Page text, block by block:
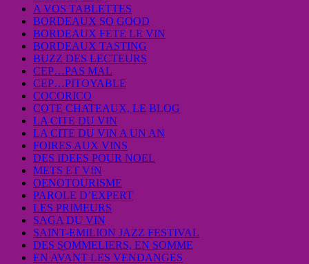
A VOS TABLETTES
BORDEAUX SO GOOD
BORDEAUX FETE LE VIN
BORDEAUX TASTING
BUZZ DES LECTEURS
CEP…PAS MAL
CEP…PITOYABLE
COCORICO
COTE CHATEAUX, LE BLOG
LA CITE DU VIN
LA CITE DU VIN A UN AN
FOIRES AUX VINS
DES IDEES POUR NOEL
METS ET VIN
OENOTOURISME
PAROLE D’EXPERT
LES PRIMEURS
SAGA DU VIN
SAINT-EMILION JAZZ FESTIVAL
DES SOMMELIERS, EN SOMME
EN AVANT LES VENDANGES